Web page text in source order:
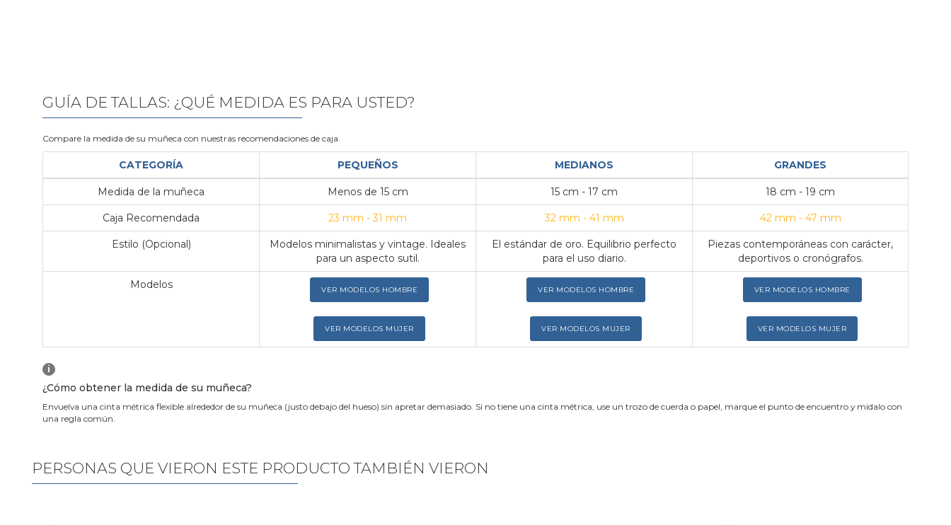
GUÍA DE TALLAS: ¿QUÉ MEDIDA ES PARA USTED?
Compare la medida de su muñeca con nuestras recomendaciones de caja.
CATEGORÍA PEQUEÑOS MEDIANOS GRANDES
Medida de la muñeca Menos de 15 cm 15 cm - 17 cm 18 cm - 19 cm
Caja Recomendada 23 mm - 31 mm 32 mm - 41 mm 42 mm - 47 mm
Estilo (Opcional)
Modelos minimalistas y vintage. Ideales
para un aspecto sutil.
El estándar de oro. Equilibrio perfecto
para el uso diario.
Piezas contemporáneas con carácter,
deportivos o cronógrafos.
Modelos VER MODELOS HOMBRE
VER MODELOS MUJER
VER MODELOS HOMBRE
VER MODELOS MUJER
VER MODELOS HOMBRE
VER MODELOS MUJER
i
¿Cómo obtener la medida de su muñeca?
Envuelva una cinta métrica flexible alrededor de su muñeca (justo debajo del hueso) sin apretar demasiado. Si no tiene una cinta métrica, use un trozo de cuerda o papel, marque el punto de encuentro y mídalo con
una regla común.
PERSONAS QUE VIERON ESTE PRODUCTO TAMBIÉN VIERON